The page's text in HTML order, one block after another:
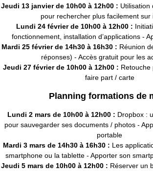
Jeudi 13 janvier de 10h00 à 12h00 : Utilisation
pour rechercher plus facilement sur
Lundi 24 février de 10h00 à 12h00 :
fonctionnement, installation d’applications -
Mardi 25 février de 14h30 à 16h30 : Réunion
réponses) - Accès gratuit pour les
Jeudi 27 février de 10h00 à 12h00 : Retouche
faire part / carte
Planning formations de
Lundi 2 mars de 10h00 à 12h00 : Dropbox :
pour sauvegarder ses documents / photos -
portable
Mardi 3 mars de 14h30 à 16h30 : Les
smartphone ou la tablette - Apporter son
Jeudi 5 mars de 10h00 à 12h00 : Réserver un